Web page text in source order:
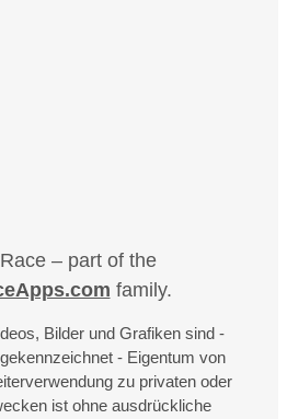
– part of the
family.
Bilder und Grafiken sind -
- Eigentum von
zu privaten oder
ist ohne ausdrückliche